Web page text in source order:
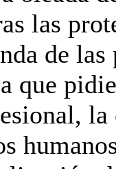
las
de
que